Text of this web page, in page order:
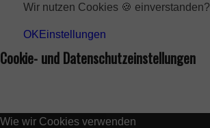
Wir nutzen Cookies 🍪 einverstanden?
OK Einstellungen
Cookie- und Datenschutzeinstellungen
Wie wir Cookies verwenden